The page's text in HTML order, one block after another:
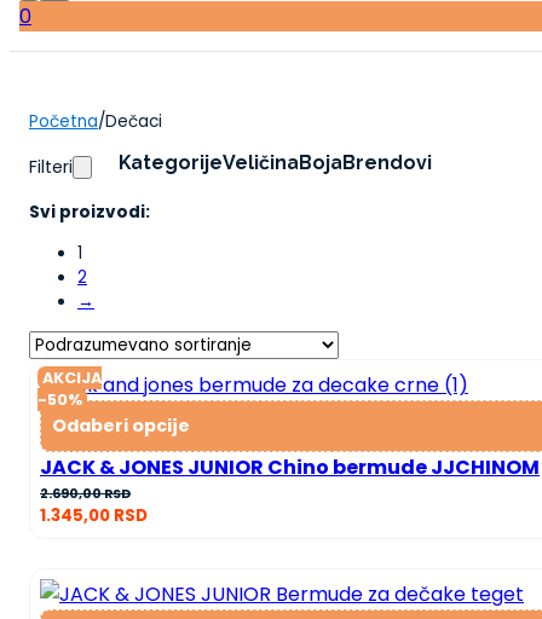
0
Početna/Dečaci
Filteri KategorijeVeličinaBojaBrendovi
Svi proizvodi:
1
2
→
AKCIJA
-50%
Odaberi opcije
JACK & JONES JUNIOR Chino bermude JJCHINOM
2.690,00RSD
Оригинална
цена
била:
2.690,00 RSD.
1.345,00 RSD
Тренутна
цена
1.345,00 RSD.